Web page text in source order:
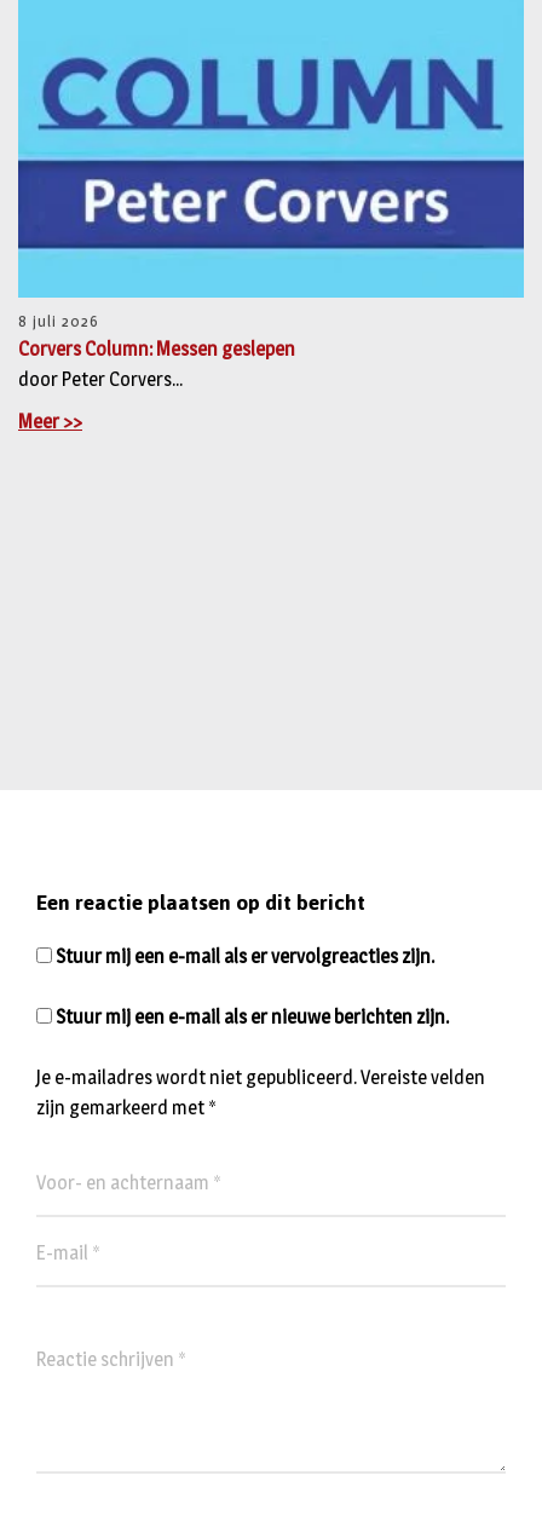
8 juli 2026
Corvers Column: Messen geslepen
door Peter Corvers...
Meer >>
Een reactie plaatsen op dit bericht
Je e-mailadres wordt niet gepubliceerd.Vereiste velden
zijn gemarkeerd met *
Stuur mij een e-mail als er vervolgreacties zijn.
Stuur mij een e-mail als er nieuwe berichten zijn.